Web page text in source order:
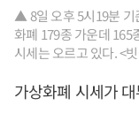
▲ 8일 오후 5시19분 기
화폐 179종 가운데 165
시세는 오르고 있다. <
가상화폐 시세가